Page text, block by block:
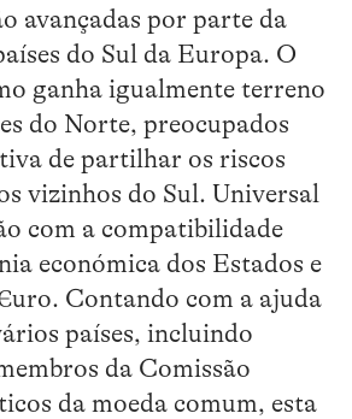
avançadas por parte da
do Sul da Europa. O
ganha igualmente terreno
do Norte, preocupados
de partilhar os riscos
vizinhos do Sul. Universal
com a compatibilidade
económica dos Estados e
Contando com a ajuda
países, incluindo
da Comissão
da moeda comum, esta